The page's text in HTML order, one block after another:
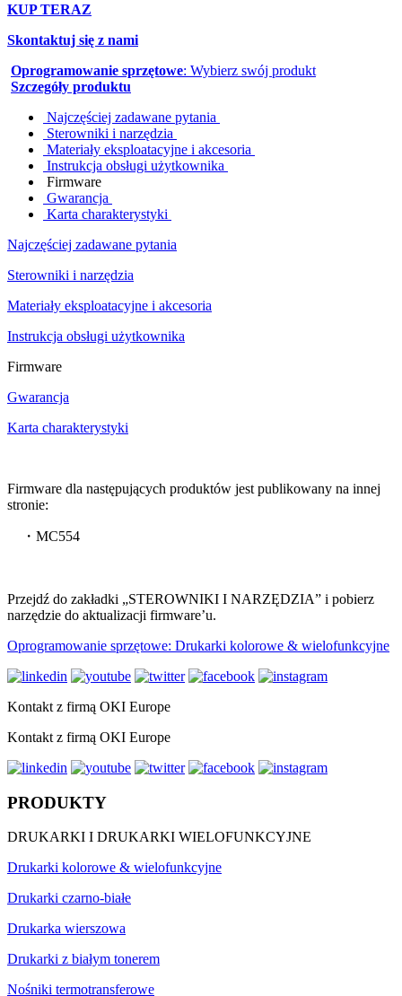
KUP TERAZ
Skontaktuj się z nami
Oprogramowanie sprzętowe: Wybierz swój produkt
Szczegóły produktu
Najczęściej zadawane pytania
Sterowniki i narzędzia
Materiały eksploatacyjne i akcesoria
Instrukcja obsługi użytkownika
Firmware
Gwarancja
Karta charakterystyki
Najczęściej zadawane pytania
Sterowniki i narzędzia
Materiały eksploatacyjne i akcesoria
Instrukcja obsługi użytkownika
Firmware
Gwarancja
Karta charakterystyki
Firmware dla następujących produktów jest publikowany na innej
stronie:
・MC554
Przejdź do zakładki „STEROWNIKI I NARZĘDZIA” i pobierz
narzędzie do aktualizacji firmware’u.
Oprogramowanie sprzętowe: Drukarki kolorowe & wielofunkcyjne
Kontakt z firmą OKI Europe
Kontakt z firmą OKI Europe
PRODUKTY
DRUKARKI I DRUKARKI WIELOFUNKCYJNE
Drukarki kolorowe & wielofunkcyjne
Drukarki czarno-białe
Drukarka wierszowa
Drukarki z białym tonerem
Nośniki termotransferowe